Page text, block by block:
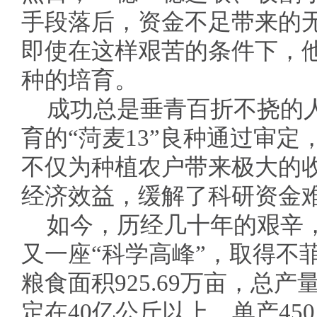
手段落后，资金不足带来的
即使在这样艰苦的条件下，
种的培育。
成功总是垂青百折不挠的
育的“菏麦13”良种通过审定
不仅为种植农户带来极大的
经济效益，缓解了科研资金
如今，历经几十年的艰辛
又一座“科学高峰”，取得不
粮食面积925.69万亩，总产